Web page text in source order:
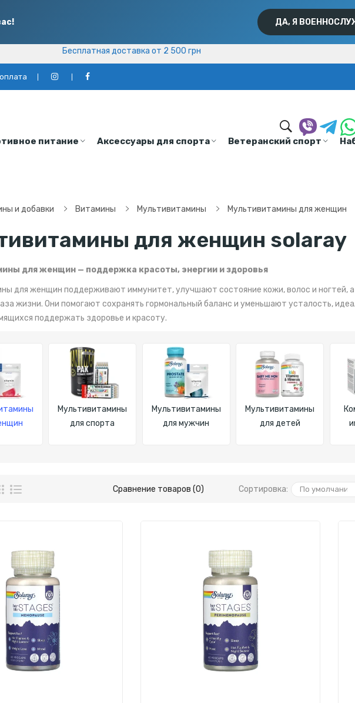
ДА, Я
Бесплатная доставка от 2 500 грн
Бесплатная доставка от 2 500 грн
питание Аксессуары для спорта Ветеранский спорт
и добавки Витамины Мультивитамины Мультивитамины для женщин
для женщин solaray
для женщин — поддержка красоты, энергии и здоровья
для женщин поддерживают иммунитет, улучшают состояние кожи, волос и ногтей,
жизни. Они помогают сохранять гормональный баланс и уменьшают усталость,
поддержать здоровье и красоту.
Мультивитамины
для спорта
Мультивитамины
для мужчин
Мультивитамины
для детей
Сравнение товаров (0) Сортировка: